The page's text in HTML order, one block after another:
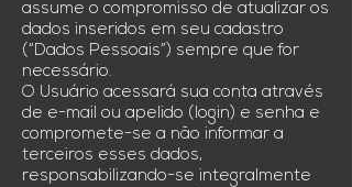
assume o compromisso de atualizar os
dados inseridos em seu cadastro
(“Dados Pessoais”) sempre que for
necessário.
O Usuário acessará sua conta através
de e-mail ou apelido (login) e senha e
compromete-se a não informar a
terceiros esses dados,
responsabilizando-se integralmente